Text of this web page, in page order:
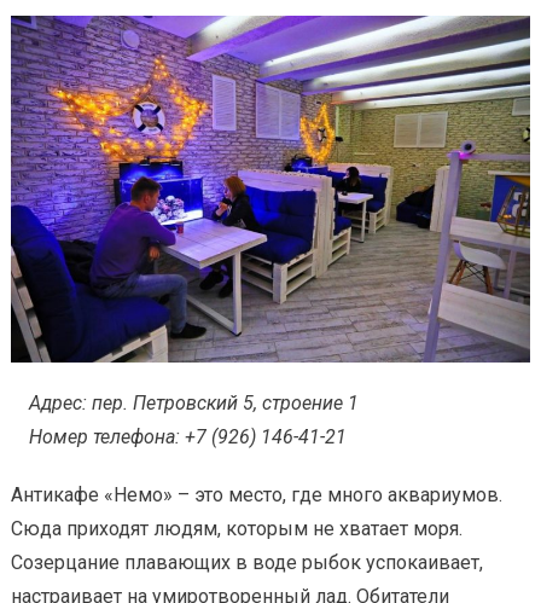
Адрес: пер. Петровский 5, строение 1
Номер телефона: +7 (926) 146-41-21
Антикафе «Немо» – это место, где много аквариумов.
Сюда приходят людям, которым не хватает моря.
Созерцание плавающих в воде рыбок успокаивает,
настраивает на умиротворенный лад. Обитатели